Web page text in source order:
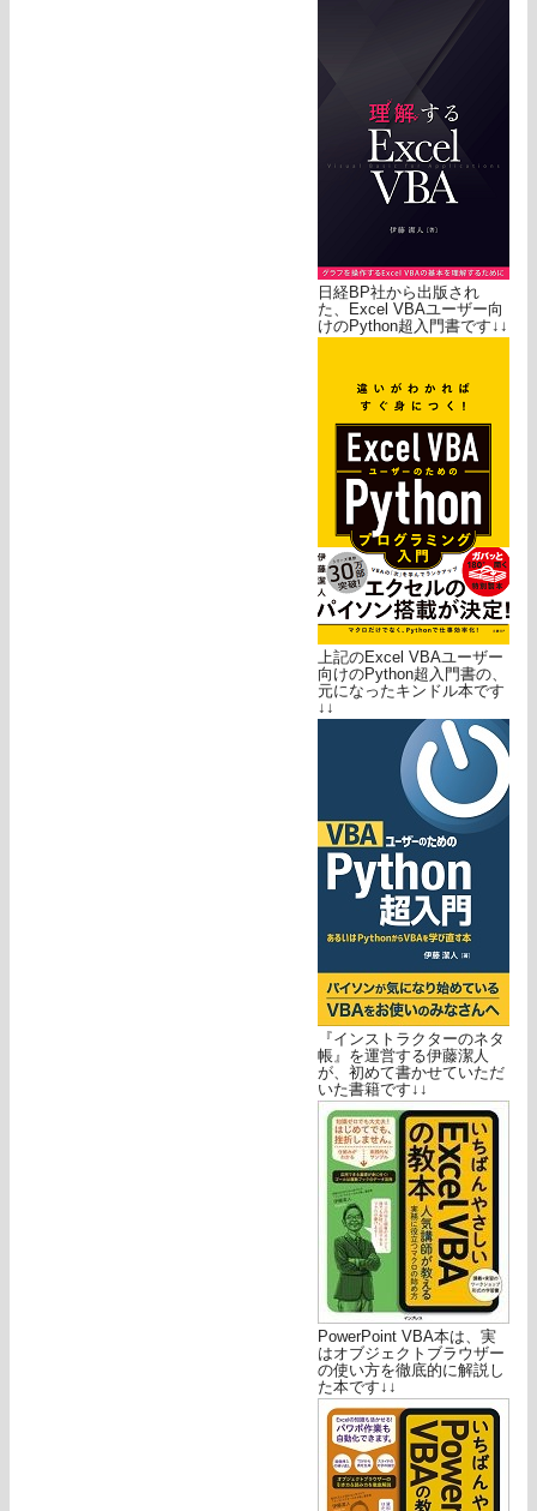
日経BP社から出版され
た、Excel VBAユーザー向
けのPython超入門書です↓↓
上記のExcel VBAユーザー
向けのPython超入門書の、
元になったキンドル本です
↓↓
『インストラクターのネタ
帳』を運営する伊藤潔人
が、初めて書かせていただ
いた書籍です↓↓
PowerPoint VBA本は、実
はオブジェクトブラウザー
の使い方を徹底的に解説し
た本です↓↓